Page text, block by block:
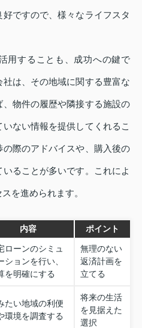
ですので、様々なライフスタ
用することも、成功への鍵で
は、その地域に関する豊富な
物件の履歴や隣接する施設の
ない情報を提供してくれるこ
際のアドバイスや、購入後の
ることが多いです。これによ
を進められます。
内容 ポイント
ローンのシミュ
ションを行い、
を明確にする
無理のない
返済計画を
立てる
たい地域の利便
環境を調査する
将来の生活
を見据えた
選択